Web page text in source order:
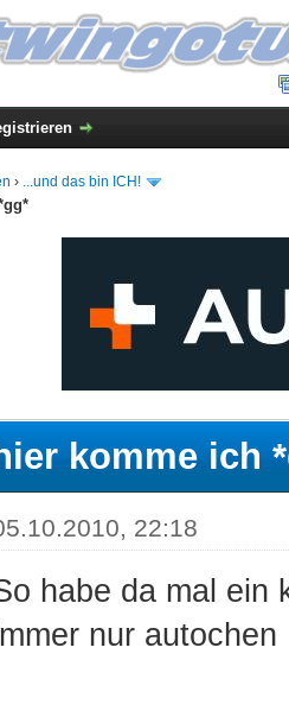
› ...und das bin ICH!
komme ich
22:18
habe da mal ein
nur autochen